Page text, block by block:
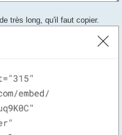
très long, qu'il faut copier.